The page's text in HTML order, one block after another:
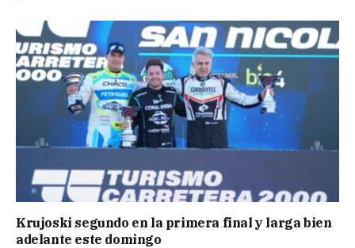
Krujoski segundo en la primera final y larga bien
adelante este domingo